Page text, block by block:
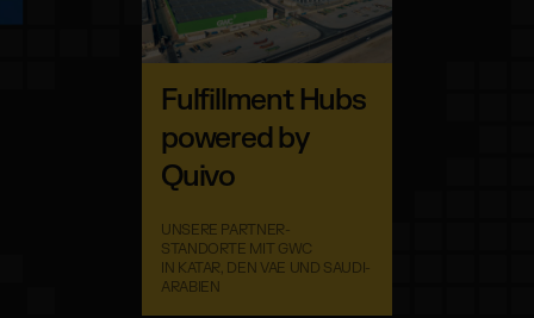
Fulfillment Hubs
powered by
Quivo
UNSERE PARTNER-
STANDORTE MIT GWC
IN KATAR, DEN VAE UND SAUDI-
ARABIEN